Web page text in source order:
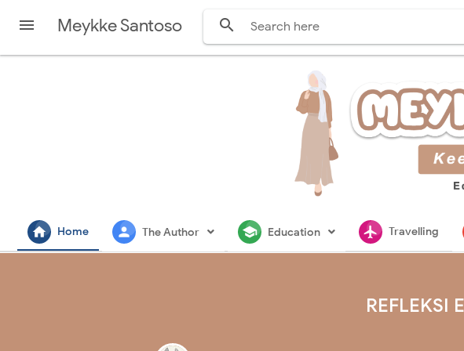
 Meykke Santoso 
home Home person The Author school Education flightsmodeTravelling
REFLEKSI